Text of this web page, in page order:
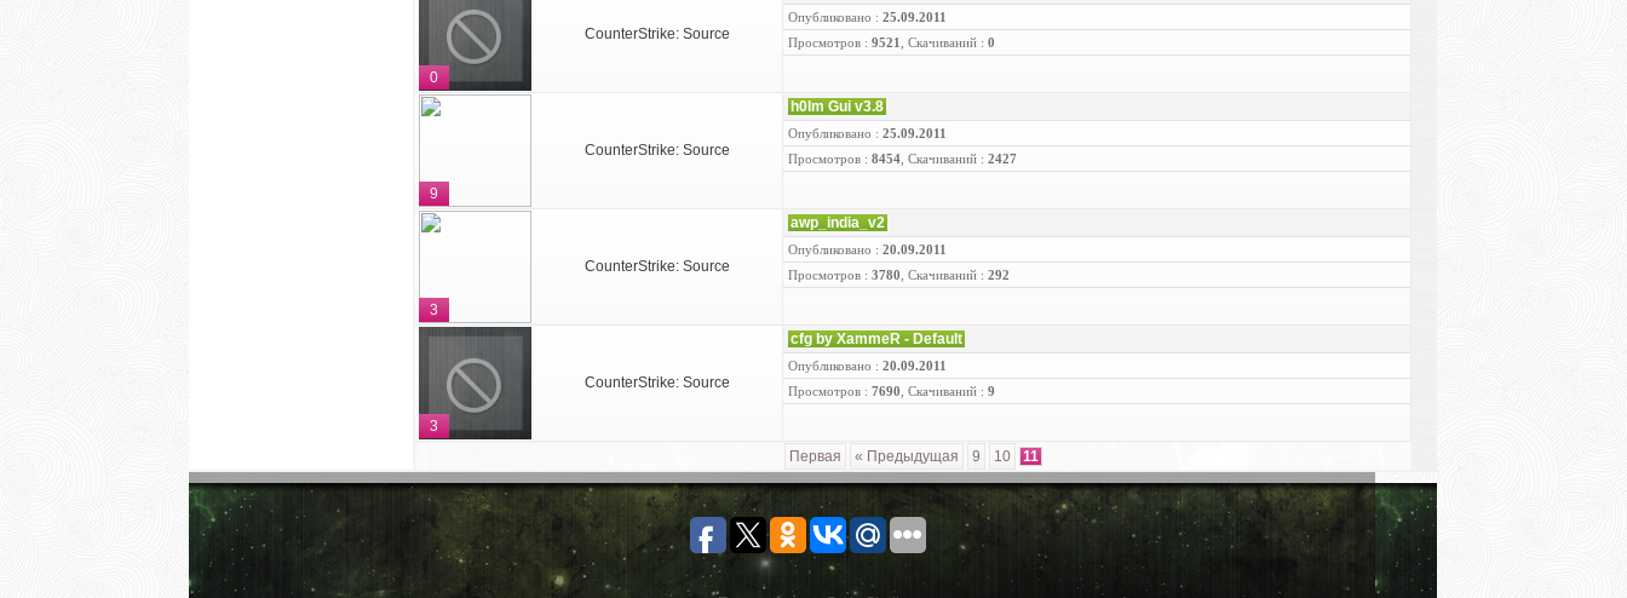
0
CounterStrike: Source
Опубликовано : 25.09.2011
Просмотров : 9521 , Скачиваний : 0
9
CounterStrike: Source
h0lm Gui v3.8
Опубликовано : 25.09.2011
Просмотров : 8454 , Скачиваний : 2427
3
CounterStrike: Source
awp_india_v2
Опубликовано : 20.09.2011
Просмотров : 3780 , Скачиваний : 292
3
CounterStrike: Source
cfg by XammeR - Default
Опубликовано : 20.09.2011
Просмотров : 7690 , Скачиваний : 9
Первая « Предыдущая 9 10 11